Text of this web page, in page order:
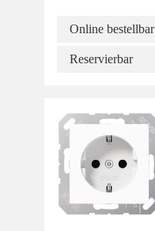
Online bestellbar
Reservierbar